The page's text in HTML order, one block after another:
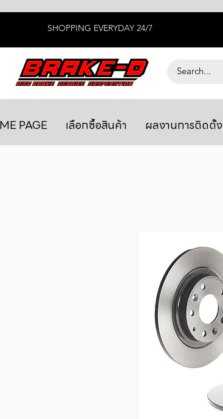
SHOPPING EVERYDAY 24/7
PAGE เลือกซื้อสินค้า ผลงานการติดตั้ง